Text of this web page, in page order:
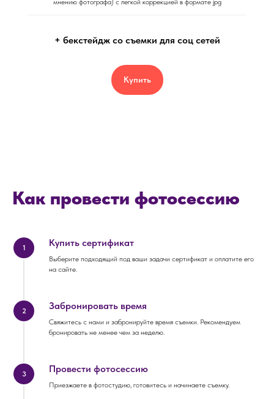
+ бекстейдж со съемки для соц сетей
Купить
Как провести фотосессию
1 Купить сертификат
Выберите подходящий под ваши задачи сертификат и оплатите его
на сайте.
2 Забронировать время
Свяжитесь с нами и забронируйте время съемки. Рекомендуем
бронировать не менее чем за неделю.
3 Провести фотосессию
Приезжаете в фотостудию, готовитесь и начинаете съемку.
ОСТАЛИСЬ
ВОПРОСЫ?
проведении мероприятия, не
стесняйтесь - пишите или звоните, мы
будем рады вам помочь!